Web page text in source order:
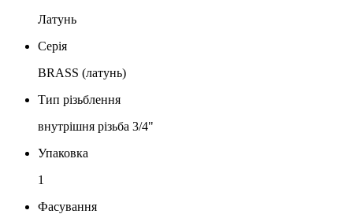
Латунь
Серія
BRASS (латунь)
Тип різьблення
внутрішня різьба 3/4"
Упаковка
1
Фасування